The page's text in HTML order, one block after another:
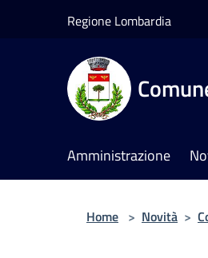
Regione Lombardia
Amministrazione
Home > Novità >